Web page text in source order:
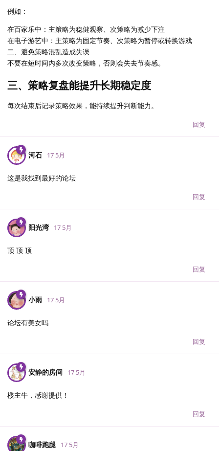
例如：
在百家乐中：主策略为稳健观察、次策略为减少下注
在电子游艺中：主策略为固定节奏、次策略为暂停或转换游戏
二、避免策略混乱造成失误
不要在短时间内多次改变策略，否则会失去节奏感。
三、策略复盘能提升长期稳定度
每次结束后记录策略效果，能持续提升判断能力。
回复
河石 17 5月
这是我找到最好的论坛
回复
阳光湾 17 5月
顶 顶 顶
回复
小雨 17 5月
论坛有美女吗
回复
安静的房间 17 5月
楼主牛，感谢提供！
回复
咖啡跑腿 17 5月